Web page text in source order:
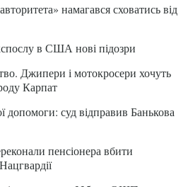
намагався сховатись від
в США нові підозри
Джипери і мотокросери хочуть
Карпат
допомоги: суд відправив Банькова
пенсіонера вбити